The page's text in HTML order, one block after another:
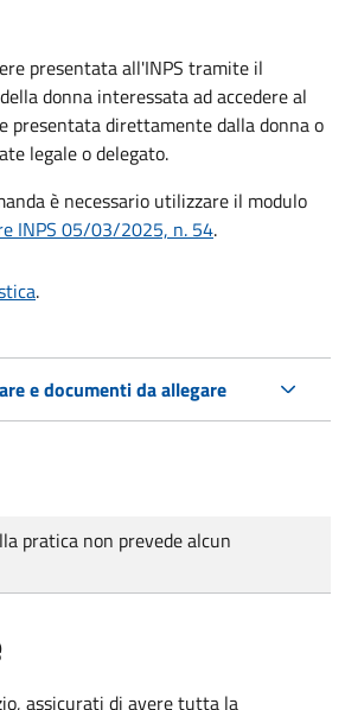
presentata all'INPS tramite il
donna interessata ad accedere al
presentata direttamente dalla donna o
legale o delegato.
è necessario utilizzare il modulo
INPS 05/03/2025, n. 54.
.
e documenti da allegare
pratica non prevede alcun
assicurati di avere tutta la